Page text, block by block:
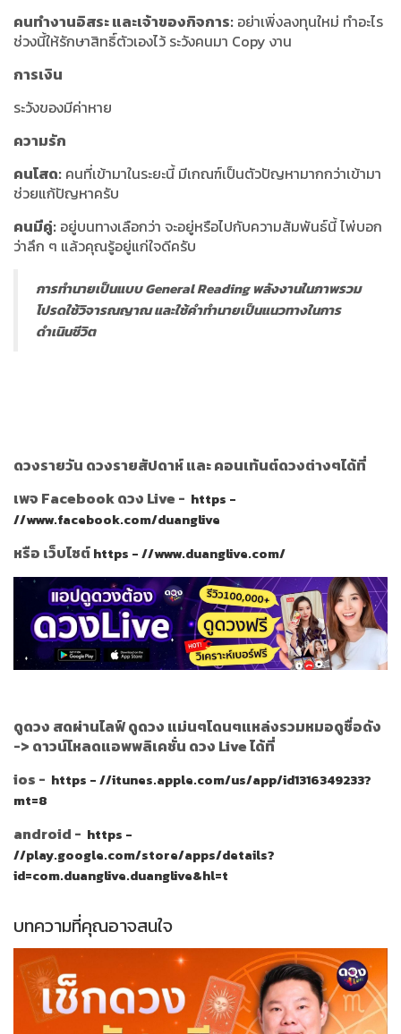
คนทำงานอิสระ และเจ้าของกิจการ: อย่าเพิ่งลงทุนใหม่ ทำอะไร
ช่วงนี้ให้รักษาสิทธิ์ตัวเองไว้ ระวังคนมา Copy งาน
การเงิน
ระวังของมีค่าหาย
ความรัก
คนโสด: คนที่เข้ามาในระยะนี้ มีเกณฑ์เป็นตัวปัญหามากกว่าเข้ามา
ช่วยแก้ปัญหาครับ
คนมีคู่: อยู่บนทางเลือกว่า จะอยู่หรือไปกับความสัมพันธ์นี้ ไพ่บอก
ว่าลึก ๆ แล้วคุณรู้อยู่แก่ใจดีครับ
การทำนายเป็นแบบ General Reading พลังงานในภาพรวม
โปรดใช้วิจารณญาณ และใช้คำทำนายเป็นแนวทางในการ
ดำเนินชีวิต
ดวงรายวัน ดวงรายสัปดาห์ และ คอนเท้นต์ดวงต่างๆได้ที่
เพจ Facebook ดวง Live - https -
//www.facebook.com/duanglive
หรือ เว็บไซต์https - //www.duanglive.com/
ดูดวง สดผ่านไลฟ์ ดูดวง แม่นๆโดนๆแหล่งรวมหมอดูชื่อดัง
-> ดาวน์โหลดแอพพลิเคชั่น ดวง Live ได้ที่
ios - https - //itunes.apple.com/us/app/id1316349233?
mt=8
android - https -
//play.google.com/store/apps/details?
id=com.duanglive.duanglive&hl=t
บทความที่คุณอาจสนใจ